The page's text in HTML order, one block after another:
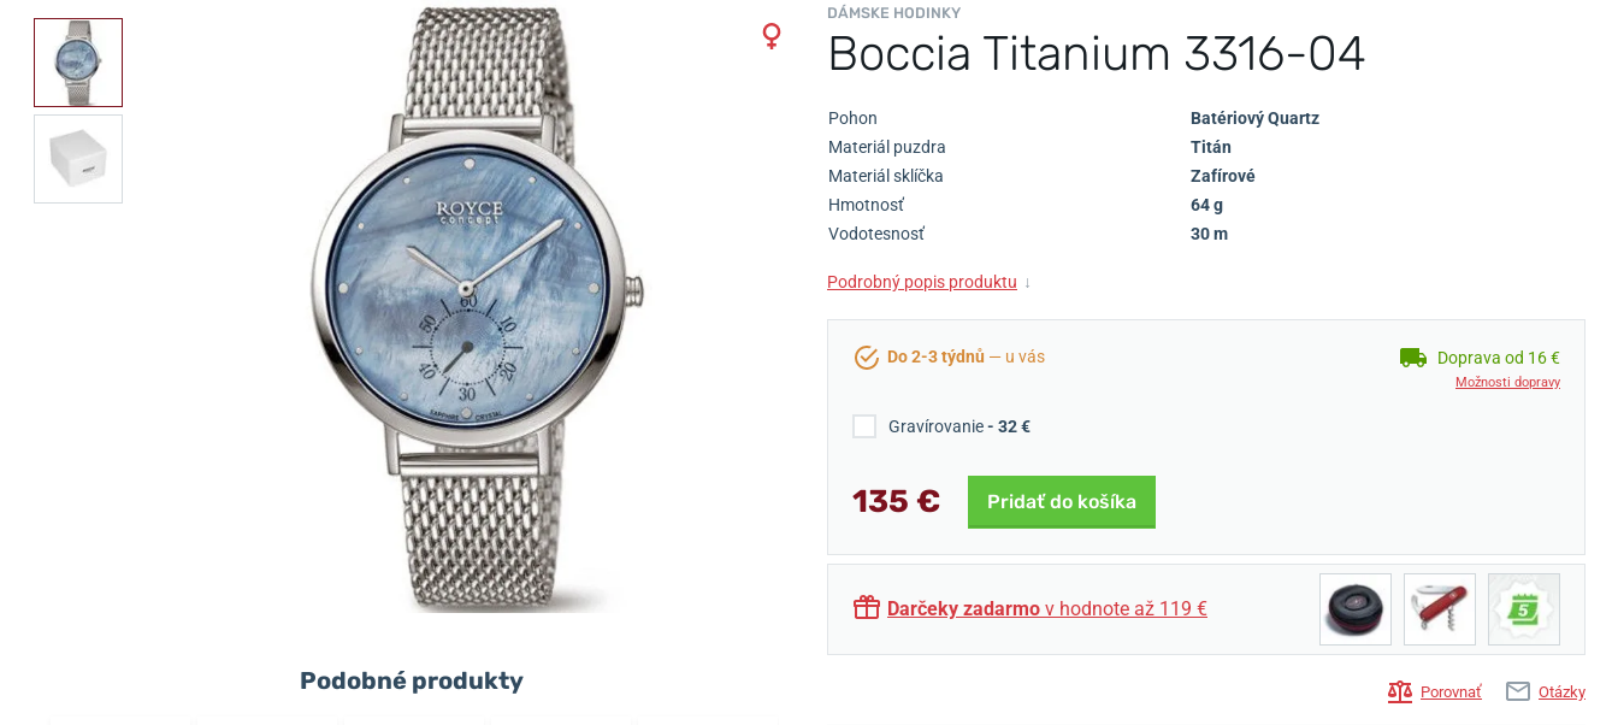
DÁMSKE HODINKY
Boccia Titanium 3316-04
Pohon
Batériový Quartz
Materiál puzdra
Titán
Materiál sklíčka
Zafírové
Hmotnosť
64 g
Vodotesnosť
30 m
Podrobný popis produktu ↓
Do 2-3 týdnů — u vás Doprava od 16 €
Možnosti dopravy
Gravírovanie- 32 €
135 € Pridať do košíka
Darčeky zadarmo v hodnote až 119 €
Porovnať Otázky
Podobné produkty